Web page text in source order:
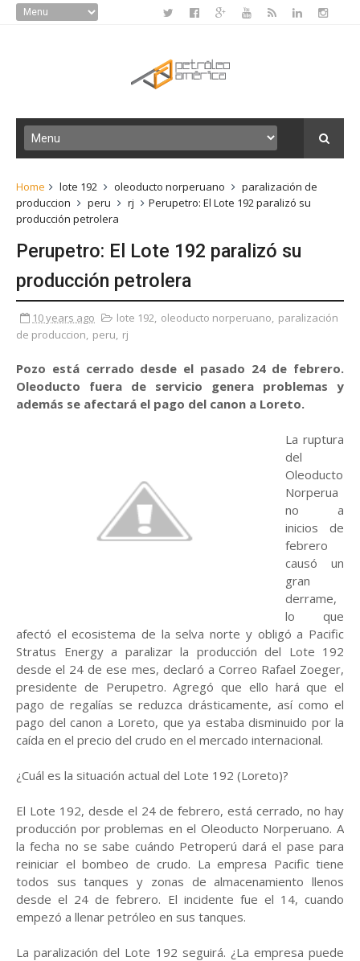
Home lote 192 oleoducto norperuano
paralización de
produccion
peru rj
Perupetro: El Lote 192 paralizó su
producción petrolera
Perupetro: El Lote 192 paralizó su
producción petrolera
10 years ago lote 192, oleoducto norperuano, paralización
de produccion, peru, rj
Pozo está cerrado desde el pasado 24 de febrero.
Oleoducto fuera de servicio genera problemas y
además se afectará el pago del canon a Loreto.
La ruptura
del
Oleoducto
Norperua
no a
inicios de
febrero
causó un
gran
derrame,
lo que
afectó el ecosistema de la selva norte y obligó a Pacific
Stratus Energy a paralizar la producción del Lote 192
desde el 24 de ese mes, declaró a Correo Rafael Zoeger,
presidente de Perupetro. Agregó que ello hará que el
pago de regalías se reduzca drásticamente, así como el
pago del canon a Loreto, que ya estaba disminuido por la
caída en el precio del crudo en el mercado internacional.
¿Cuál es la situación actual del Lote 192 (Loreto)?
El Lote 192, desde el 24 de febrero, está cerrado, no hay
producción por problemas en el Oleoducto Norperuano. A
la fecha no se sabe cuándo Petroperú dará el pase para
reiniciar el bombeo de crudo. La empresa Pacific tiene
todos sus tanques y zonas de almacenamiento llenos
desde el 24 de febrero. El incidente fue el 14, cuando
empezó a llenar petróleo en sus tanques.
La paralización del Lote 192 seguirá. ¿La empresa puede